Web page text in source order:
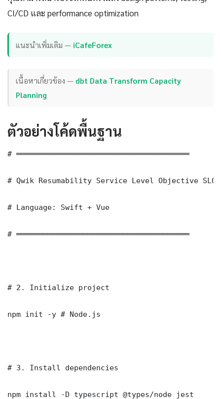
CI/CD และ performance optimization
แนะนำเพิ่มเติม — iCafeForex
เนื้อหาเกี่ยวข้อง — dbt Data Transform Capacity
Planning
ตัวอย่างโค้ดพื้นฐาน
# ═══════════════════════════════════════
# Qwik Resumability Service Level Objective SLO
# Language: Swift + Vue
# ═══════════════════════════════════════
# 2. Initialize project
npm init -y # Node.js
# 3. Install dependencies
npm install -D typescript @types/node jest